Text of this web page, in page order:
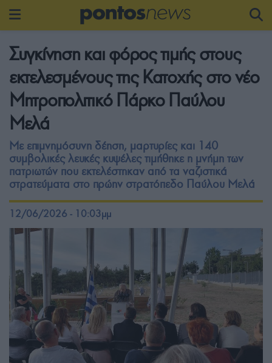
Συγκίνηση και φόρος τιμής στους
εκτελεσμένους της Κατοχής στο νέο
Μητροπολιτικό Πάρκο Παύλου
Μελά
Με επιμνημόσυνη δέηση, μαρτυρίες και 140
συμβολικές λευκές κυψέλες τιμήθηκε η μνήμη των
πατριωτών που εκτελέστηκαν από τα ναζιστικά
στρατεύματα στο πρώην στρατόπεδο Παύλου Μελά
12/06/2026 - 10:03μμ